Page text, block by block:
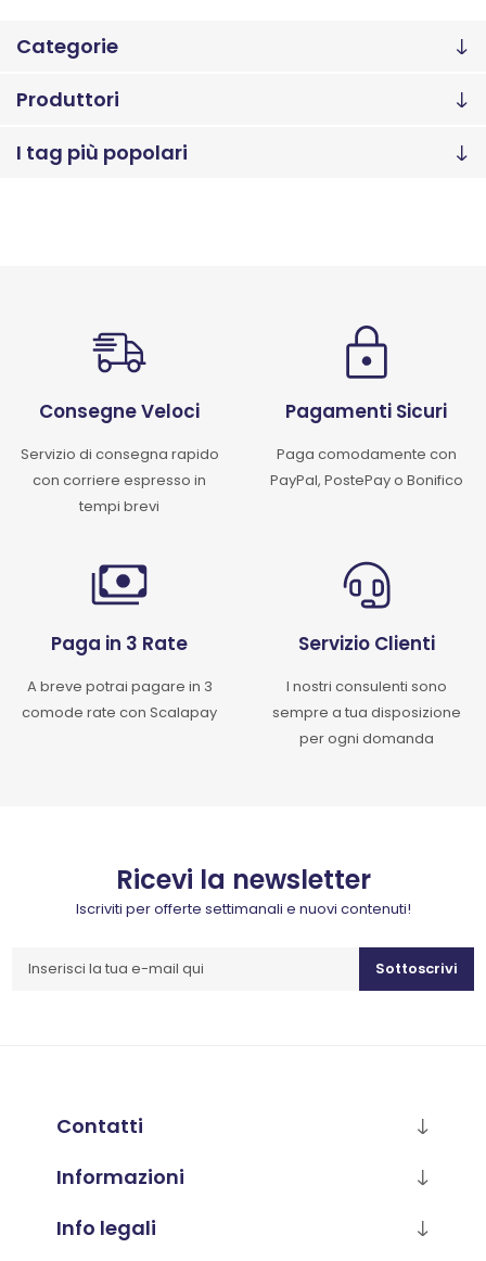
Categorie
Produttori
I tag più popolari
Consegne Veloci
Servizio di consegna rapido
con corriere espresso in
tempi brevi
Pagamenti Sicuri
Paga comodamente con
PayPal, PostePay o Bonifico
Paga in 3 Rate
A breve potrai pagare in 3
comode rate con Scalapay
Servizio Clienti
I nostri consulenti sono
sempre a tua disposizione
per ogni domanda
Ricevi la newsletter
Iscriviti per offerte settimanali e nuovi contenuti!
Sottoscrivi
Contatti
Informazioni
Info legali